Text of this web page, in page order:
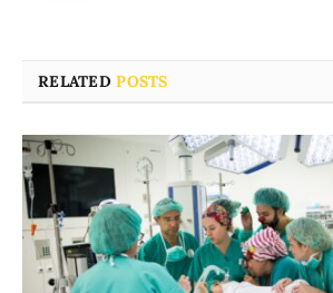
RELATEDPOSTS